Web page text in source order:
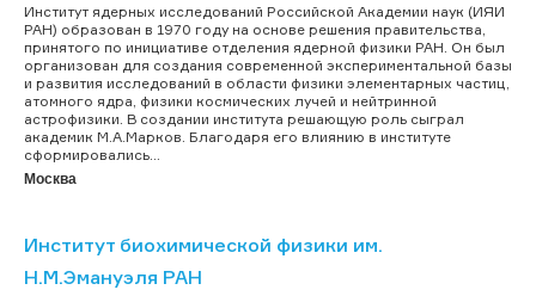
Институт ядерных исследований Российской Академии наук (ИЯИ
РАН) образован в 1970 году на основе решения правительства,
принятого по инициативе отделения ядерной физики РАН. Он был
организован для создания современной экспериментальной базы
и развития исследований в области физики элементарных частиц,
атомного ядра, физики космических лучей и нейтринной
астрофизики. В создании института решающую роль сыграл
академик М.А.Марков. Благодаря его влиянию в институте
сформировались...
Москва
Институт биохимической физики им.
Н.М.Эмануэля РАН